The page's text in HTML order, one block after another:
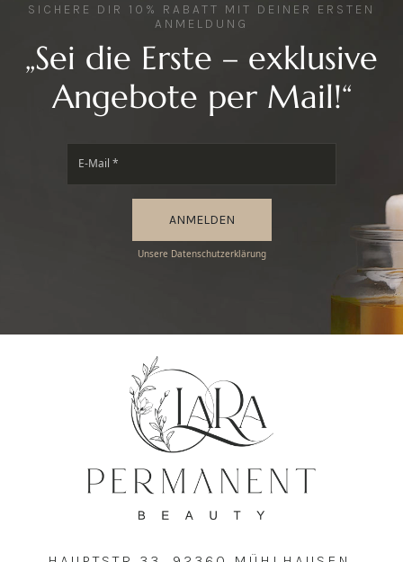
SICHERE DIR 10% RABATT MIT DEINER ERSTEN
ANMELDUNG
„Sei die Erste – exklusive
Angebote per Mail!“
ANMELDEN
Unsere Datenschutzerklärung